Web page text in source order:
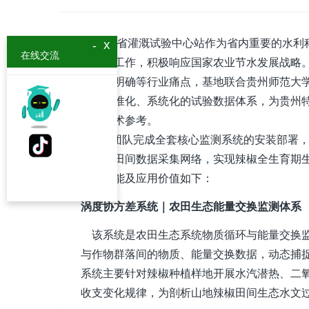
贵州省灌溉试验中心站作为省内重要的水利
与推广工作，积极响应国家农业节水发展战
机制不明确等行业痛点，基地联合贵州师范
搭建标准化、系统化的试验数据体系，为贵
撑与技术参考。
项目团队完成全套核心监测系统的安装部署
全方位田间数据采集网络，实现辣椒全生育
系统功能及应用价值如下：
涡度协方差系统｜农田生态能量交换监测体系
该系统是农田生态系统物质循环与能量交换
与作物群落间的物质、能量交换数据，动态捕
系统主要针对辣椒种植样地开展水汽潜热、
收支变化规律，为剖析山地辣椒田间生态水
x
-
在线交流